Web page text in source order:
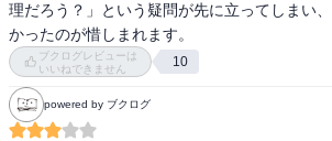
理だろう？」という疑問が先に立ってしまい
かったのが惜しまれます。
ブクログレビューは
いいねできません
10
powered by ブクログ